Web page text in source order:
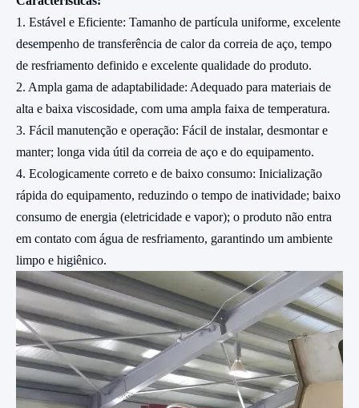
1. Estável e Eficiente: Tamanho de partícula uniforme, excelente
desempenho de transferência de calor da correia de aço, tempo
de resfriamento definido e excelente qualidade do produto.
2. Ampla gama de adaptabilidade: Adequado para materiais de
alta e baixa viscosidade, com uma ampla faixa de temperatura.
3. Fácil manutenção e operação: Fácil de instalar, desmontar e
manter; longa vida útil da correia de aço e do equipamento.
4. Ecologicamente correto e de baixo consumo: Inicialização
rápida do equipamento, reduzindo o tempo de inatividade; baixo
consumo de energia (eletricidade e vapor); o produto não entra
em contato com água de resfriamento, garantindo um ambiente
limpo e higiênico.